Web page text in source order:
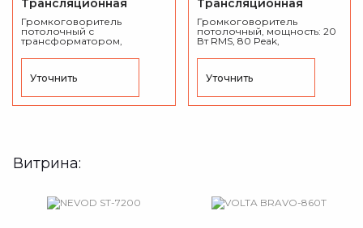
Трансляционная
акустическая система
Громкоговоритель
потолочный с
трансформатором,
3-6 Вт (70В), белый.
Уточнить
Трансляционная
акустическая система
Громкоговоритель
потолочный, мощность: 20
Вт RMS, 80 Peak,
кг.
Уточнить
Витрина: